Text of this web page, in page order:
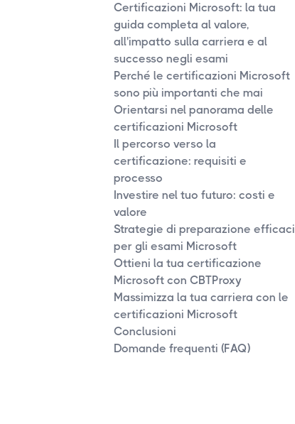
Certificazioni Microsoft: la tua
guida completa al valore,
all'impatto sulla carriera e al
successo negli esami
Perché le certificazioni Microsoft
sono più importanti che mai
Orientarsi nel panorama delle
certificazioni Microsoft
Il percorso verso la
certificazione: requisiti e
processo
Investire nel tuo futuro: costi e
valore
Strategie di preparazione efficaci
per gli esami Microsoft
Ottieni la tua certificazione
Microsoft con CBTProxy
Massimizza la tua carriera con le
certificazioni Microsoft
Conclusioni
Domande frequenti (FAQ)